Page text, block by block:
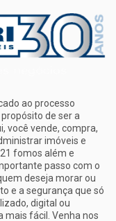
ao processo
de ser a
você vende, compra,
imóveis e
fomos além e
passo com o
deseja morar ou
e a segurança que só
digital ou
mais fácil. Venha nos